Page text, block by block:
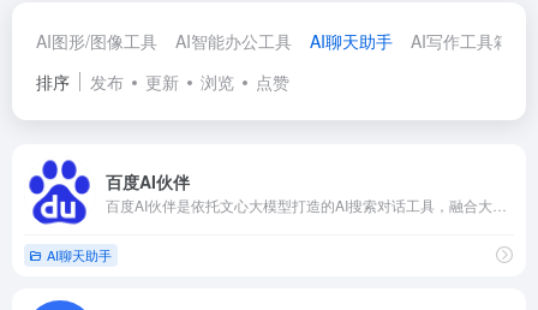
AI图形/图像工具 AI智能办公工具 AI聊天助手 AI写作工具箱
排序
发布 更新 浏览 点赞
百度AI伙伴
AI聊天助手